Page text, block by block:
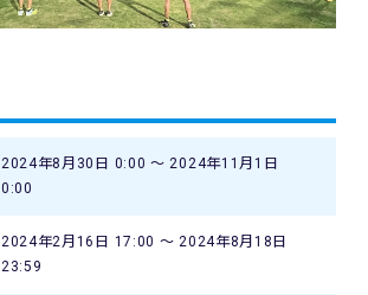
2024年8月30日 0:00 〜 2024年11月1日
0:00
2024年2月16日 17:00 〜 2024年8月18日
23:59